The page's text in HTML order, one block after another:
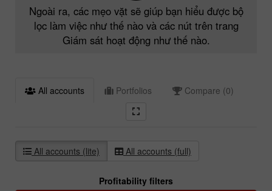
Ngoài ra, các mẹo vặt sẽ giúp bạn hiểu được bộ
lọc làm việc như thế nào và các nút trên trang
Giám sát hoạt động như thế nào.
All accounts Portfolios Compare (0)
All accounts (lite) All accounts (full)
Profitability filters